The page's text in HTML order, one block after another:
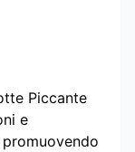
Piccante
e